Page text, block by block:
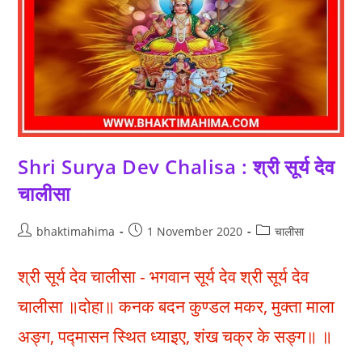
Shri Surya Dev Chalisa : श्री सूर्य देव
चालीसा
Postbhaktimahima
Post1 November 2020
Postचालीसा
श्री सूर्य देव चालीसा - भगवान सूर्य देव श्री सूर्य देव
चालीसा ॥दोहा॥ कनक बदन कुण्डल मकर, मुक्ता माला
अङ्ग, पद्मासन स्थित ध्याइए, शंख चक्र के सङ्ग॥ ॥